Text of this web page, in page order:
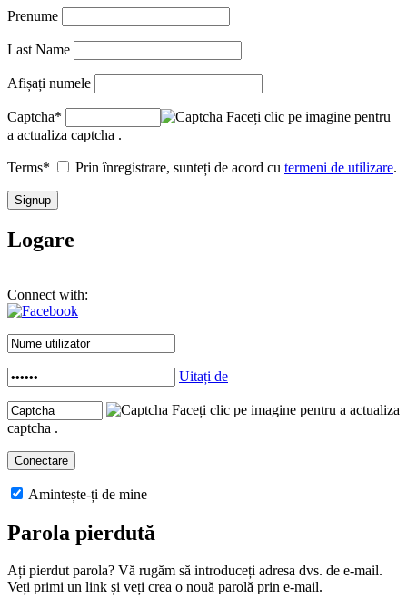
Prenume
Last Name
Afișați numele
Captcha*
Faceți clic pe imagine pentru
a actualiza captcha .
Terms* Prin înregistrare, sunteți de acord cu termeni de utilizare.
Logare
Connect with:
Uitați de
Faceți clic pe imagine pentru a actualiza
captcha .
Amintește-ți de mine
Parola pierdută
Ați pierdut parola? Vă rugăm să introduceți adresa dvs. de e-mail.
Veți primi un link și veți crea o nouă parolă prin e-mail.